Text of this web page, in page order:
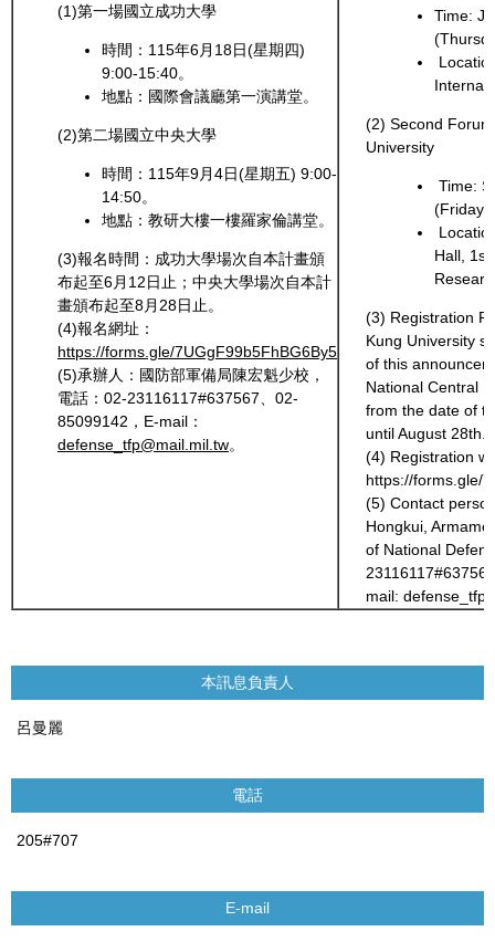
(1)第一場國立成功大學
時間：115年6月18日(星期四)
9:00-15:40。
地點：國際會議廳第一演講堂。
(2)第二場國立中央大學
時間：115年9月4日(星期五) 9:00-
14:50。
地點：教研大樓一樓羅家倫講堂。
(3)報名時間：成功大學場次自本計畫頒
布起至6月12日止；中央大學場次自本計
畫頒布起至8月28日止。
(4)報名網址：
https://forms.gle/7UGgF99b5FhBG6By5
(5)承辦人：國防部軍備局陳宏魁少校，
電話：02-23116117#637567、02-
85099142，E-mail：
defense_tfp@mail.mil.tw。
Time:
(2) Second
University
Time:
Hall, 1st
(3) Registration
Kung University
of this
National Central
from the date of
until August 28th.
(4) Registration
https://forms.gle/
(5) Contact
Hongkui,
of National
mail:
本訊息負責人
呂曼麗
電話
205#707
E-mail